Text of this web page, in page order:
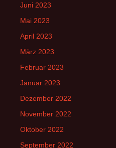
Juni 2023
Mai 2023
April 2023
März 2023
Februar 2023
Januar 2023
Dezember 2022
November 2022
Oktober 2022
September 2022